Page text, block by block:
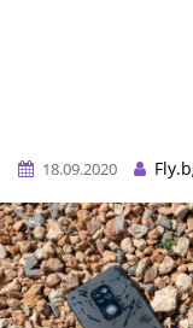
18.09.2020